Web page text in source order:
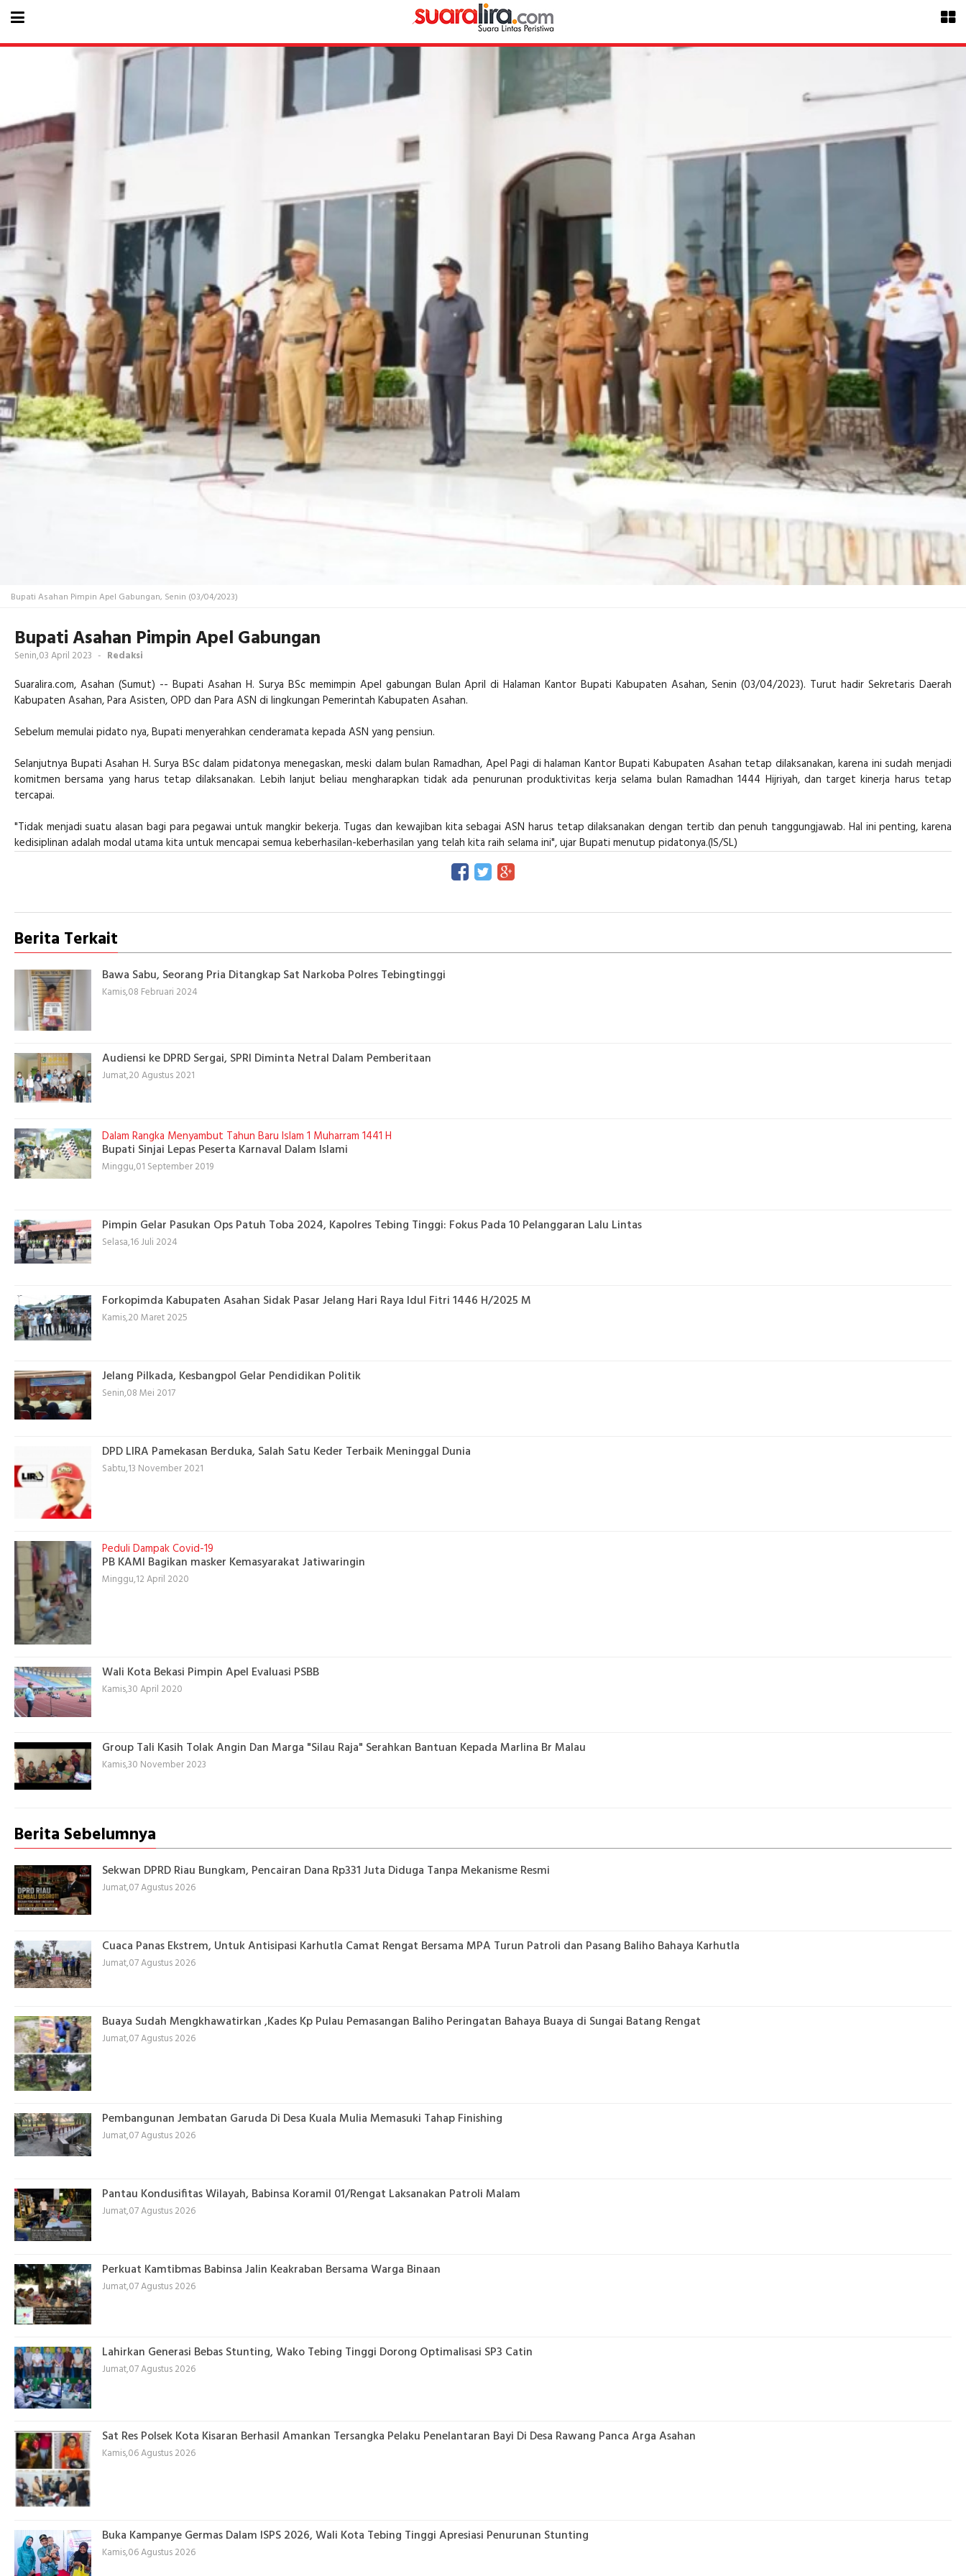
Bupati Asahan Pimpin Apel Gabungan, Senin (03/04/2023)
Bupati Asahan Pimpin Apel Gabungan
Senin,03 April 2023 - Redaksi
Suaralira.com, Asahan (Sumut) -- Bupati Asahan H. Surya BSc memimpin Apel gabungan Bulan April di Halaman Kantor Bupati Kabupaten Asahan, Senin (03/04/2023). Turut hadir Sekretaris Daerah
Kabupaten Asahan, Para Asisten, OPD dan Para ASN di lingkungan Pemerintah Kabupaten Asahan.
Sebelum memulai pidato nya, Bupati menyerahkan cenderamata kepada ASN yang pensiun.
Selanjutnya Bupati Asahan H. Surya BSc dalam pidatonya menegaskan, meski dalam bulan Ramadhan, Apel Pagi di halaman Kantor Bupati Kabupaten Asahan tetap dilaksanakan, karena ini sudah menjadi
komitmen bersama yang harus tetap dilaksanakan. Lebih lanjut beliau mengharapkan tidak ada penurunan produktivitas kerja selama bulan Ramadhan 1444 Hijriyah, dan target kinerja harus tetap
tercapai.
"Tidak menjadi suatu alasan bagi para pegawai untuk mangkir bekerja. Tugas dan kewajiban kita sebagai ASN harus tetap dilaksanakan dengan tertib dan penuh tanggungjawab. Hal ini penting, karena
kedisiplinan adalah modal utama kita untuk mencapai semua keberhasilan-keberhasilan yang telah kita raih selama ini", ujar Bupati menutup pidatonya.(IS/SL)
Berita Terkait
Bawa Sabu, Seorang Pria Ditangkap Sat Narkoba Polres Tebingtinggi
Kamis,08 Februari 2024
Audiensi ke DPRD Sergai, SPRI Diminta Netral Dalam Pemberitaan
Jumat,20 Agustus 2021
Dalam Rangka Menyambut Tahun Baru Islam 1 Muharram 1441 H
Bupati Sinjai Lepas Peserta Karnaval Dalam Islami
Minggu,01 September 2019
Pimpin Gelar Pasukan Ops Patuh Toba 2024, Kapolres Tebing Tinggi: Fokus Pada 10 Pelanggaran Lalu Lintas
Selasa,16 Juli 2024
Forkopimda Kabupaten Asahan Sidak Pasar Jelang Hari Raya Idul Fitri 1446 H/2025 M
Kamis,20 Maret 2025
Jelang Pilkada, Kesbangpol Gelar Pendidikan Politik
Senin,08 Mei 2017
DPD LIRA Pamekasan Berduka, Salah Satu Keder Terbaik Meninggal Dunia
Sabtu,13 November 2021
Peduli Dampak Covid-19
PB KAMI Bagikan masker Kemasyarakat Jatiwaringin
Minggu,12 April 2020
Wali Kota Bekasi Pimpin Apel Evaluasi PSBB
Kamis,30 April 2020
Group Tali Kasih Tolak Angin Dan Marga "Silau Raja" Serahkan Bantuan Kepada Marlina Br Malau
Kamis,30 November 2023
Berita Sebelumnya
Sekwan DPRD Riau Bungkam, Pencairan Dana Rp331 Juta Diduga Tanpa Mekanisme Resmi
Jumat,07 Agustus 2026
Cuaca Panas Ekstrem, Untuk Antisipasi Karhutla Camat Rengat Bersama MPA Turun Patroli dan Pasang Baliho Bahaya Karhutla
Jumat,07 Agustus 2026
Buaya Sudah Mengkhawatirkan ,Kades Kp Pulau Pemasangan Baliho Peringatan Bahaya Buaya di Sungai Batang Rengat
Jumat,07 Agustus 2026
Pembangunan Jembatan Garuda Di Desa Kuala Mulia Memasuki Tahap Finishing
Jumat,07 Agustus 2026
Pantau Kondusifitas Wilayah, Babinsa Koramil 01/Rengat Laksanakan Patroli Malam
Jumat,07 Agustus 2026
Perkuat Kamtibmas Babinsa Jalin Keakraban Bersama Warga Binaan
Jumat,07 Agustus 2026
Lahirkan Generasi Bebas Stunting, Wako Tebing Tinggi Dorong Optimalisasi SP3 Catin
Jumat,07 Agustus 2026
Sat Res Polsek Kota Kisaran Berhasil Amankan Tersangka Pelaku Penelantaran Bayi Di Desa Rawang Panca Arga Asahan
Kamis,06 Agustus 2026
Buka Kampanye Germas Dalam ISPS 2026, Wali Kota Tebing Tinggi Apresiasi Penurunan Stunting
Kamis,06 Agustus 2026